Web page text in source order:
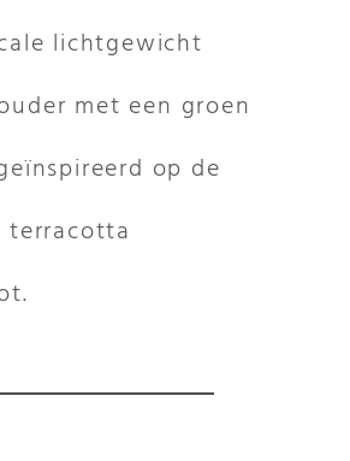
lichtgewicht
met een groen
op de
terracotta